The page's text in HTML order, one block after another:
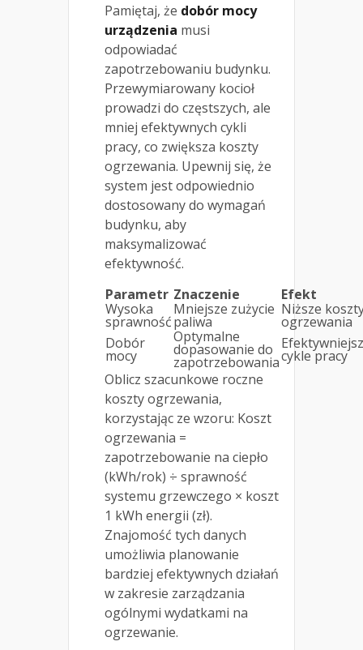
Pamiętaj, że dobór mocy
urządzenia musi
odpowiadać
zapotrzebowaniu budynku.
Przewymiarowany kocioł
prowadzi do częstszych, ale
mniej efektywnych cykli
pracy, co zwiększa koszty
ogrzewania. Upewnij się, że
system jest odpowiednio
dostosowany do wymagań
budynku, aby
maksymalizować
efektywność.
Parametr Znaczenie
Efekt
Wysoka
sprawność
Mniejsze zużycie
paliwa
Niższe
ogrzewania
Dobór
mocy
Optymalne
dopasowanie do
zapotrzebowaniacykle pracy
Oblicz szacunkowe roczne
koszty ogrzewania,
korzystając ze wzoru: Koszt
ogrzewania =
zapotrzebowanie na ciepło
(kWh/rok) ÷ sprawność
systemu grzewczego × koszt
1 kWh energii (zł).
Znajomość tych danych
umożliwia planowanie
bardziej efektywnych działań
w zakresie zarządzania
ogólnymi wydatkami na
ogrzewanie.